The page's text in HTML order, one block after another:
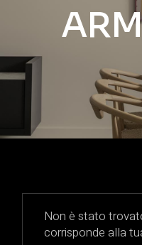
Non è stato
corrisponde alla